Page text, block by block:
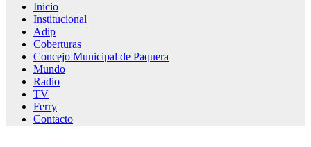
Inicio
Institucional
Adip
Coberturas
Concejo Municipal de Paquera
Mundo
Radio
TV
Ferry
Contacto